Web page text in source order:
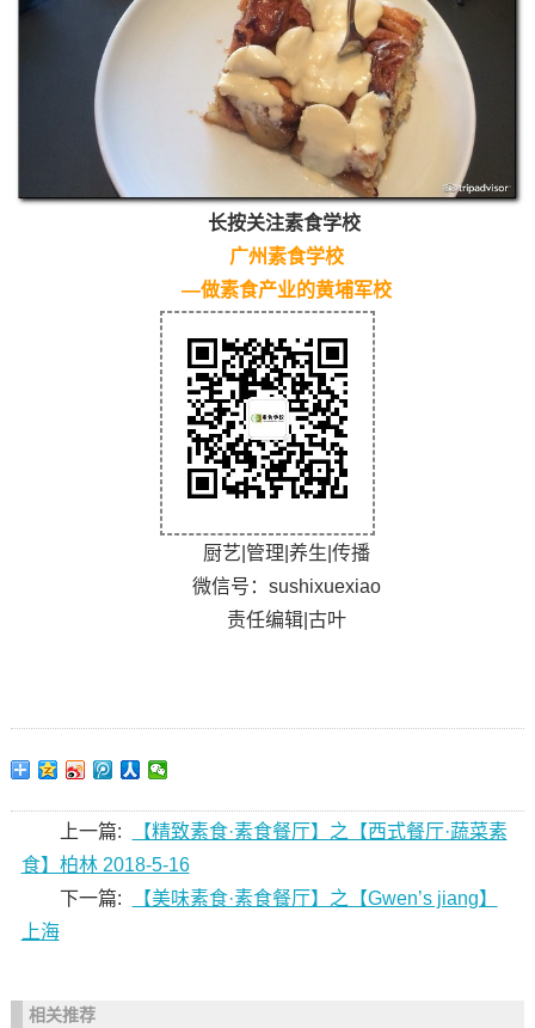
长按关注素食学校
广州素食学校
—做素食产业的黄埔军校
厨艺|管理|养生|传播
微信号：sushixuexiao
责任编辑|古叶
上一篇:
【精致素食·素食餐厅】之【西式餐厅·蔬菜素
食】柏林 2018-5-16
下一篇:
【美味素食·素食餐厅】之【Gwen’s jiang】
上海
相关推荐